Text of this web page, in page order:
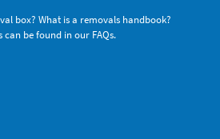
box? What is a removals handbook?
can be found in our FAQs.